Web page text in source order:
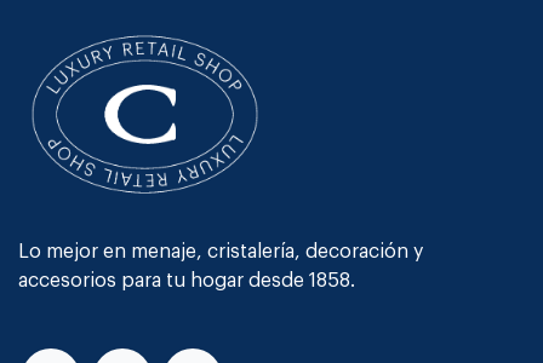
Lo mejor en menaje, cristalería, decoración y
accesorios para tu hogar desde 1858.